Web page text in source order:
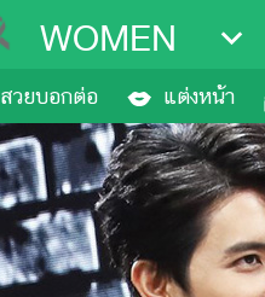
WOMEN
สวยบอกต่อ แต่งหน้า